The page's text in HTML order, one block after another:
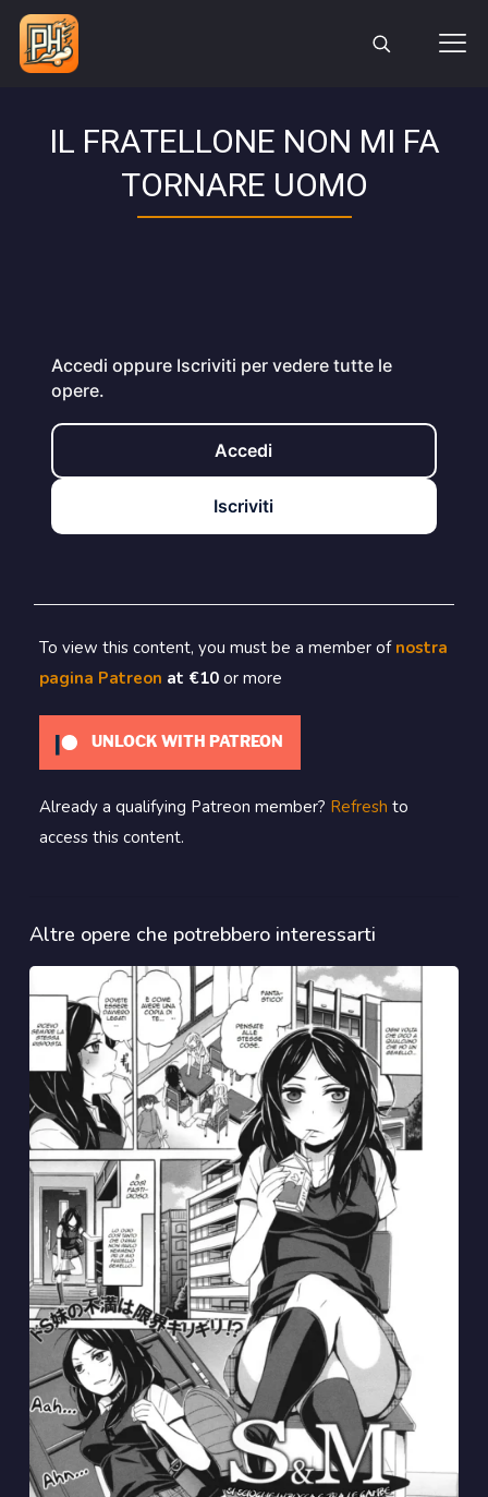
IL FRATELLONE NON MI FA
TORNARE UOMO
Accedi oppure Iscriviti per vedere tutte le
opere.
Accedi
Iscriviti
To view this content, you must be a member of nostra
pagina Patreon at €10 or more
UNLOCK WITH PATREON
Already a qualifying Patreon member? Refresh to
access this content.
Altre opere che potrebbero interessarti